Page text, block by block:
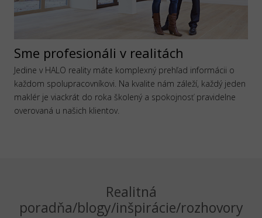
Sme profesionáli v realitách
Jedine v HALO reality máte komplexný prehľad informácii o
každom spolupracovníkovi. Na kvalite nám záleží, každý jeden
maklér je viackrát do roka školený a spokojnosť pravidelne
overovaná u našich klientov.
Realitná
poradňa/blogy/inšpirácie/rozhovory